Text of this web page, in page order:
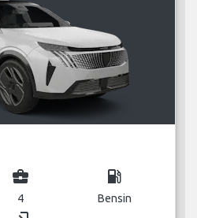
business_center
4
local_gas_station
Bensin